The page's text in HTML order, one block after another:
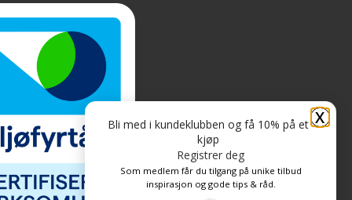
X
Bli med i kundeklubben og få 10% på et
kjøp
Registrer deg
Som medlem får du tilgang på unike tilbud
inspirasjon og gode tips & råd.